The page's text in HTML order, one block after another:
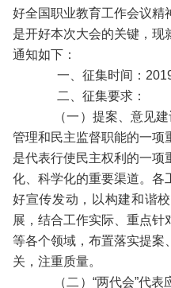
好全国职业教育工作会议精
是开好本次大会的关键，现
通知如下：
一、征集时间：
二、征集要求：
（一）提案、意见建
管理和民主监督职能的一项
是代表行使民主权利的一项
化、科学化的重要渠道。各
好宣传发动，以构建和谐
展，结合工作实际、重点针
等各个领域，布置落实提案
关，注重质量。
（二）“两代会”代表